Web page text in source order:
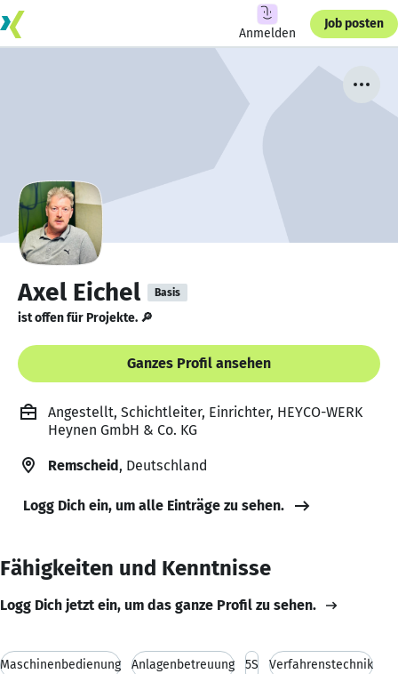
Anmelden
Job posten
Axel Eichel Basis
ist offen für Projekte. 🔎
Ganzes Profil ansehen
Angestellt, Schichtleiter, Einrichter, HEYCO-WERK
Heynen GmbH & Co. KG
Remscheid, Deutschland
Logg Dich ein, um alle Einträge zu sehen.
Fähigkeiten und Kenntnisse
Logg Dich jetzt ein, um das ganze Profil zu sehen.
Maschinenbedienung Anlagenbetreuung 5S Verfahrenstechnik